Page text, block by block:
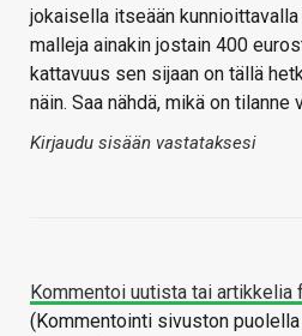
jokaisella itseään
malleja ainakin jostain 400
kattavuus sen sijaan on tällä
näin. Saa nähdä, mikä on tilanne
Kirjaudu sisään vastataksesi
Kommentoi uutista tai artikkelia
(Kommentointi sivuston